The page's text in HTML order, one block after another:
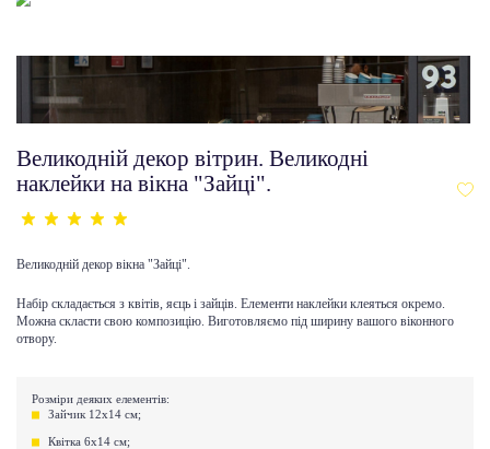
Великодній декор вітрин. Великодні
наклейки на вікна "Зайці".
Великодній декор вікна "Зайці".
Набір складається з квітів, яєць і зайців. Елементи наклейки клеяться окремо.
Можна скласти свою композицію. Виготовляємо під ширину вашого віконного
отвору.
Розміри деяких елементів:
Зайчик 12х14 см;
Квітка 6х14 см;